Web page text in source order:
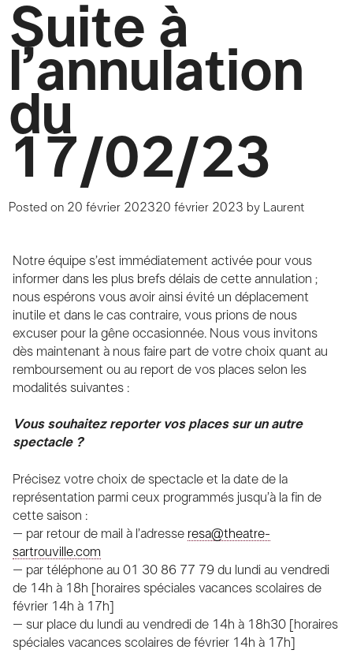
Suite à
l’annulation
du
17/02/23
Posted on 20 février 202320 février 2023 by Laurent
Notre équipe s’est immédiatement activée pour vous
informer dans les plus brefs délais de cette annulation ;
nous espérons vous avoir ainsi évité un déplacement
inutile et dans le cas contraire, vous prions de nous
excuser pour la gêne occasionnée. Nous vous invitons
dès maintenant à nous faire part de votre choix quant au
remboursement ou au report de vos places selon les
modalités suivantes :
Vous souhaitez reporter vos places sur un autre
spectacle ?
Précisez votre choix de spectacle et la date de la
représentation parmi ceux programmés jusqu’à la fin de
cette saison :
– par retour de mail à l’adresse resa@theatre-
sartrouville.com
– par téléphone au 01 30 86 77 79 du lundi au vendredi
de 14h à 18h [horaires spéciales vacances scolaires de
février 14h à 17h]
– sur place du lundi au vendredi de 14h à 18h30 [horaires
spéciales vacances scolaires de février 14h à 17h]